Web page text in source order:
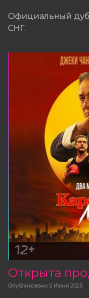
Официальный
СНГ.
Опубликовано 5 Июня 2025